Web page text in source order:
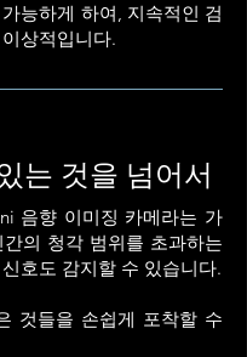
능하게 하여, 지속적인 검
상적입니다.
는 것을 넘어서
음향 이미징 카메라는 가
의 청각 범위를 초과하는
호도 감지할 수 있습니다.
것들을 손쉽게 포착할 수